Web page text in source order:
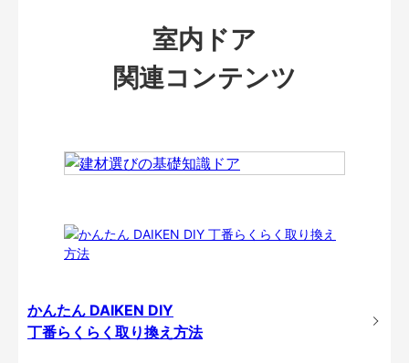
室内ドア
関連コンテンツ
かんたん DAIKEN DIY
丁番らくらく取り換え方法